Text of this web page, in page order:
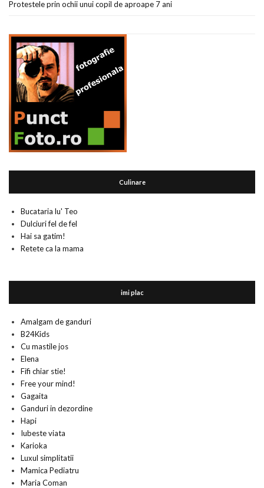
Protestele prin ochii unui copil de aproape 7 ani
Culinare
Bucataria lu' Teo
Dulciuri fel de fel
Hai sa gatim!
Retete ca la mama
imi plac
Amalgam de ganduri
B24Kids
Cu mastile jos
Elena
Fifi chiar stie!
Free your mind!
Gagaita
Ganduri in dezordine
Hapi
Iubeste viata
Karioka
Luxul simplitatii
Mamica Pediatru
Maria Coman